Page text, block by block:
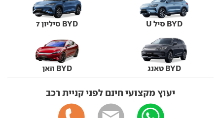
BYD סיל U BYD סיליון 7
BYD טאנג BYD האן
יעוץ מקצועי חינם לפני קניית רכב